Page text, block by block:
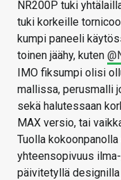
NR200P tuki
tuki korkeille
kumpi paneeli
toinen jäähy, kuten
IMO fiksumpi olisi
mallissa, perusmalli
sekä halutessaan
MAX versio, tai
Tuolla
yhteensopivuus
päivitetyllä